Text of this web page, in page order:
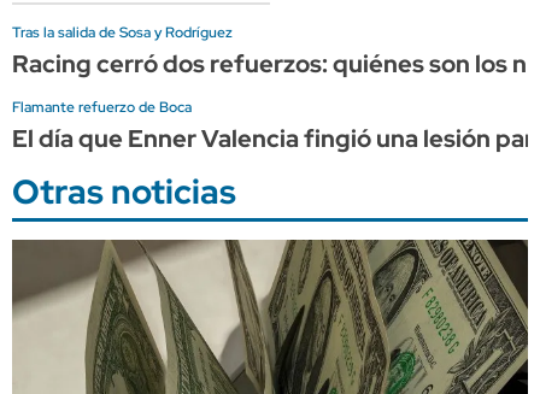
Tras la salida de Sosa y Rodríguez
Racing cerró dos refuerzos: quiénes son los
Flamante refuerzo de Boca
El día que Enner Valencia fingió una lesión
Otras noticias